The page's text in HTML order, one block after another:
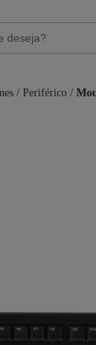
/ Periférico /